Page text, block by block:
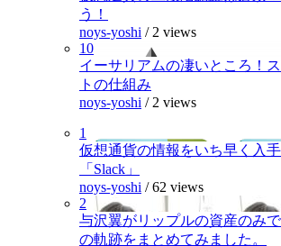
う！
noys-yoshi / 2 views
10
イーサリアムの凄いところ！
トの仕組み
noys-yoshi / 2 views
1
仮想通貨の情報をいち早く入
「Slack」
noys-yoshi /62 views
2
与沢翼がリップルの資産のみ
の軌跡をまとめてみました。